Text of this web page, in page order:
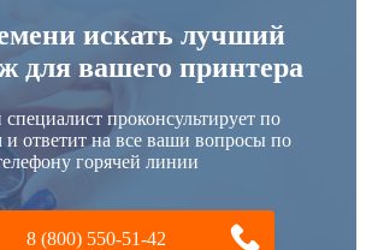
искать лучший
для вашего принтера
проконсультирует по
и ответит на все ваши вопросы по
горячей линии
8 (800) 550-51-42